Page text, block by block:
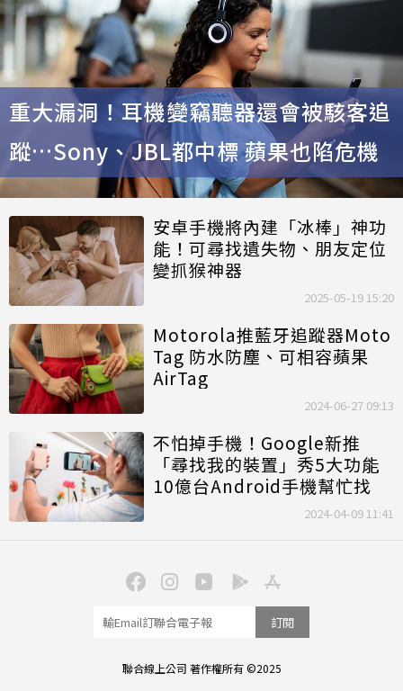
重大漏洞！耳機變竊聽器還會被駭客追
蹤…Sony、JBL都中標 蘋果也陷危機
安卓手機將內建「冰棒」神功
能！可尋找遺失物、朋友定位
變抓猴神器
2025-05-19 15:20
Motorola推藍牙追蹤器Moto
Tag 防水防塵、可相容蘋果
AirTag
2024-06-27 09:13
不怕掉手機！Google新推
「尋找我的裝置」秀5大功能
10億台Android手機幫忙找
2024-04-09 11:41
訂閱
聯合線上公司 著作權所有 ©2025